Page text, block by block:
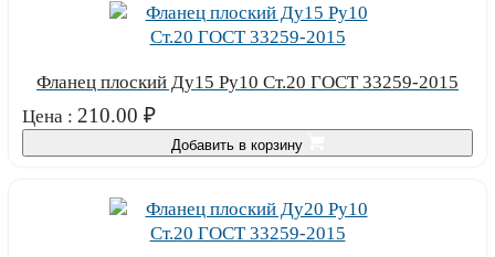
Фланец плоский Ду15 Ру10 Ст.20 ГОСТ 33259-2015
Цена : 210.00 ₽
Добавить в корзину